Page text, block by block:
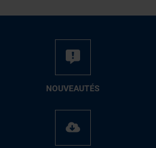
NOUVEAUTÉS